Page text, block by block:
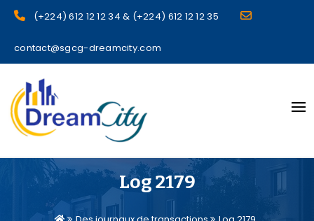
(+224) 612 12 12 34 & (+224) 612 12 12 35
contact@sgcg-dreamcity.com
sgcg dreamcity
Log 2179